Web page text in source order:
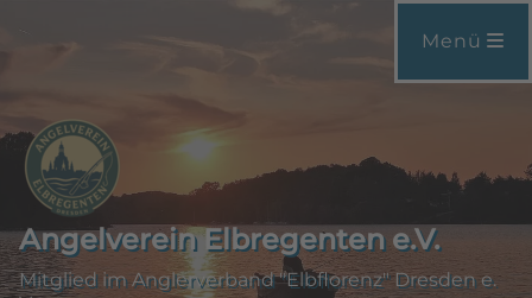
Menü
Angelverein Elbregenten e.V.
Mitglied im Anglerverband "Elbflorenz" Dresden e.